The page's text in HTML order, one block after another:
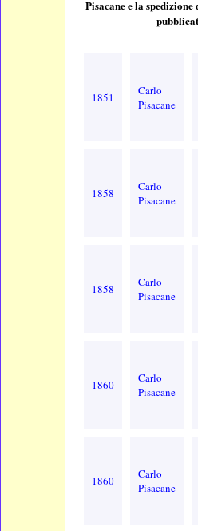
Pisacane e la
1851
Carlo
Pisacane
1858
Carlo
Pisacane
1858
Carlo
Pisacane
1860
Carlo
Pisacane
1860
Carlo
Pisacane